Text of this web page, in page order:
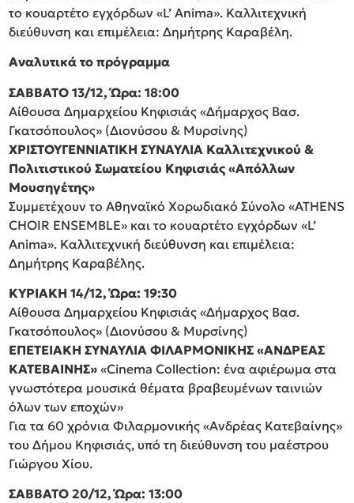
το κουαρτέτο εγχόρδων «L’ Anima». Καλλιτεχνική
διεύθυνση και επιμέλεια: Δημήτρης Καραβέλη.
Αναλυτικά το πρόγραμμα
ΣΑΒΒΑΤΟ 13/12, Ώρα: 18:00
Αίθουσα Δημαρχείου Κηφισιάς «Δήμαρχος Βασ.
Γκατσόπουλος» (Διονύσου & Μυρσίνης)
ΧΡΙΣΤΟΥΓΕΝΝΙΑΤΙΚΗ ΣΥΝΑΥΛΙΑ Καλλιτεχνικού &
Πολιτιστικού Σωματείου Κηφισιάς «Απόλλων
Μουσηγέτης»
Συμμετέχουν το Αθηναϊκό Χορωδιακό Σύνολο «ATHENS
CHOIR ENSEMBLE» και το κουαρτέτο εγχόρδων «L’
Anima». Καλλιτεχνική διεύθυνση και επιμέλεια:
Δημήτρης Καραβέλης.
ΚΥΡΙΑΚΗ 14/12, Ώρα: 19:30
Αίθουσα Δημαρχείου Κηφισιάς «Δήμαρχος Βασ.
Γκατσόπουλος» (Διονύσου & Μυρσίνης)
ΕΠΕΤΕΙΑΚΗ ΣΥΝΑΥΛΙΑ ΦΙΛΑΡΜΟΝΙΚΗΣ «ΑΝΔΡΕΑΣ
ΚΑΤΕΒΑΙΝΗΣ»«Cinema Collection: ένα αφιέρωμα στα
γνωστότερα μουσικά θέματα βραβευμένων ταινιών
όλων των εποχών»
Για τα 60 χρόνια Φιλαρμονικής «Ανδρέας Κατεβαίνης»
του Δήμου Κηφισιάς, υπό τη διεύθυνση του μαέστρου
Γιώργου Χίου.
ΣΑΒΒΑΤΟ 20/12, Ώρα: 13:00